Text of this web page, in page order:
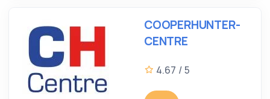
COOPERHUNTER-
CENTRE
4.67 / 5